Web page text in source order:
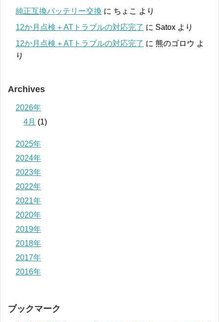
純正互換バッテリー交換 に ちょこ より
12か月点検＋ATトラブルの対応完了 に Satox より
12か月点検＋ATトラブルの対応完了 に 熊のゴロウ よ
り
Archives
2026年
4月 (1)
2025年
2024年
2023年
2022年
2021年
2020年
2019年
2018年
2017年
2016年
ブックマーク